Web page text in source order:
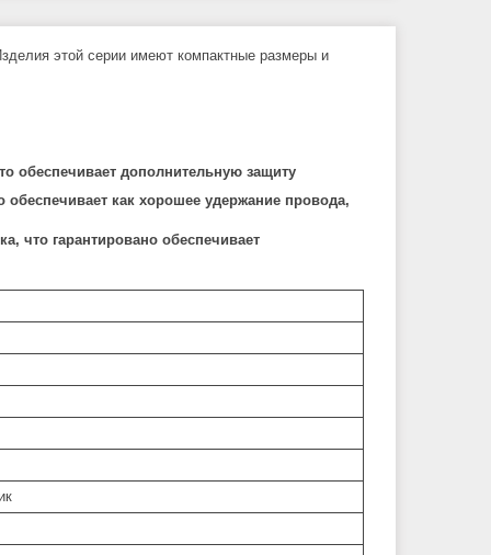
этой серии имеют компактные размеры и
обеспечивает дополнительную защиту
как хорошее удержание провода,
что гарантировано обеспечивает